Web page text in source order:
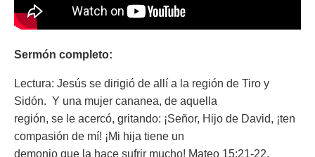
Sermón completo:
Lectura: Jesús se dirigió de allí a la región de Tiro y
Sidón. Y una mujer cananea, de aquella
región, se le acercó, gritando: ¡Señor, Hijo de David, ¡ten
compasión de mí! ¡Mi hija tiene un
demonio que la hace sufrir mucho! Mateo 15:21-22.